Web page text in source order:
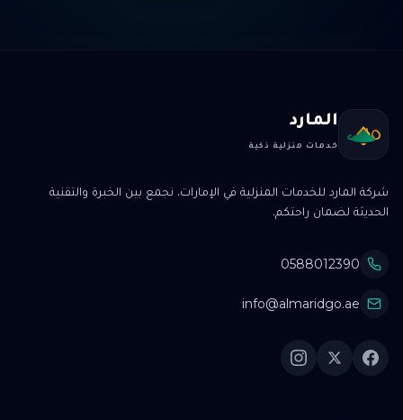
المارد
خدمات منزلية ذكية
شركة المارد للخدمات المنزلية في الإمارات. نجمع بين الخبرة والتقنية
الحديثة لضمان راحتكم.
0588012390
info@almaridgo.ae